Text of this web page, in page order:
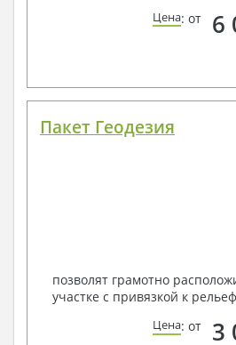
Цена: от 6
Пакет Геодезия
позволят грамотно
участке с привязкой к
Цена: от 3